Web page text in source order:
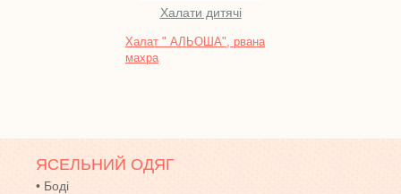
Халати дитячі
Халат " АЛЬОША", рвана
махра
ЯСЕЛЬНИЙ ОДЯГ
• Боді